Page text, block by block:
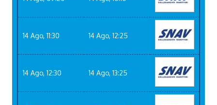
14 Ago, 11:30 14 Ago, 12:25
14 Ago, 12:30 14 Ago, 13:25